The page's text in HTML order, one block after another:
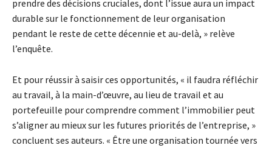
prendre des décisions cruciales, dont l’issue aura un impact
durable sur le fonctionnement de leur organisation
pendant le reste de cette décennie et au-delà, » relève
l’enquête.
Et pour réussir à saisir ces opportunités, « il faudra réfléchir
au travail, à la main-d’œuvre, au lieu de travail et au
portefeuille pour comprendre comment l’immobilier peut
s’aligner au mieux sur les futures priorités de l’entreprise, »
concluent ses auteurs. « Être une organisation tournée vers